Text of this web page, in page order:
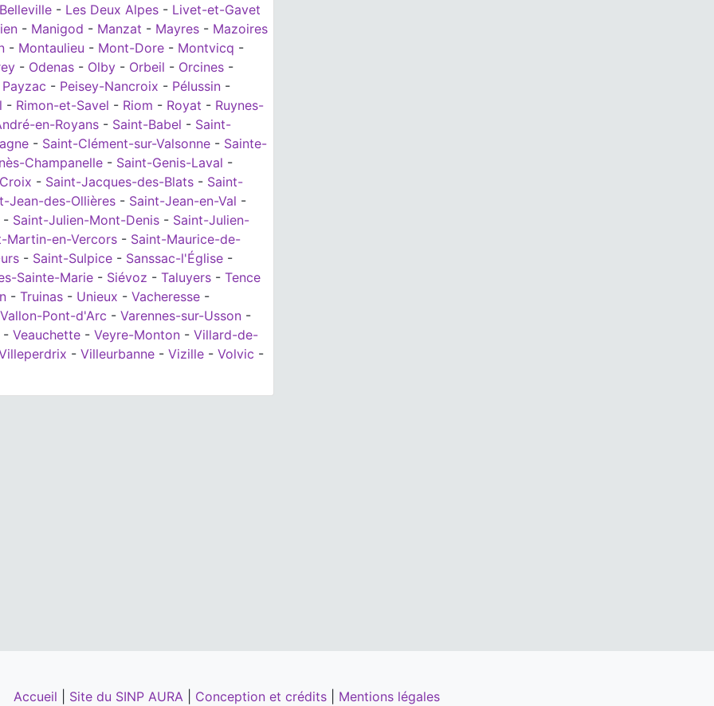
- Les Deux Alpes - Livet-et-Gavet
- Manigod - Manzat - Mayres - Mazoires
- Montaulieu - Mont-Dore - Montvicq -
- Odenas - Olby - Orbeil - Orcines -
Payzac - Peisey-Nancroix - Pélussin -
- Rimon-et-Savel - Riom - Royat - Ruynes-
en-Royans - Saint-Babel - Saint-
- Saint-Clément-sur-Valsonne - Sainte-
Champanelle - Saint-Genis-Laval -
- Saint-Jacques-des-Blats - Saint-
Jean-des-Ollières - Saint-Jean-en-Val -
- Saint-Julien-Mont-Denis - Saint-Julien-
Martin-en-Vercors - Saint-Maurice-de-
- Saint-Sulpice - Sanssac-l'Église -
Sainte-Marie - Siévoz - Taluyers - Tence
- Truinas - Unieux - Vacheresse -
Vallon-Pont-d'Arc - Varennes-sur-Usson -
- Veauchette - Veyre-Monton - Villard-de-
- Villeurbanne - Vizille - Volvic -
Accueil Site du SINP AURA Conception et crédits Mentions légales